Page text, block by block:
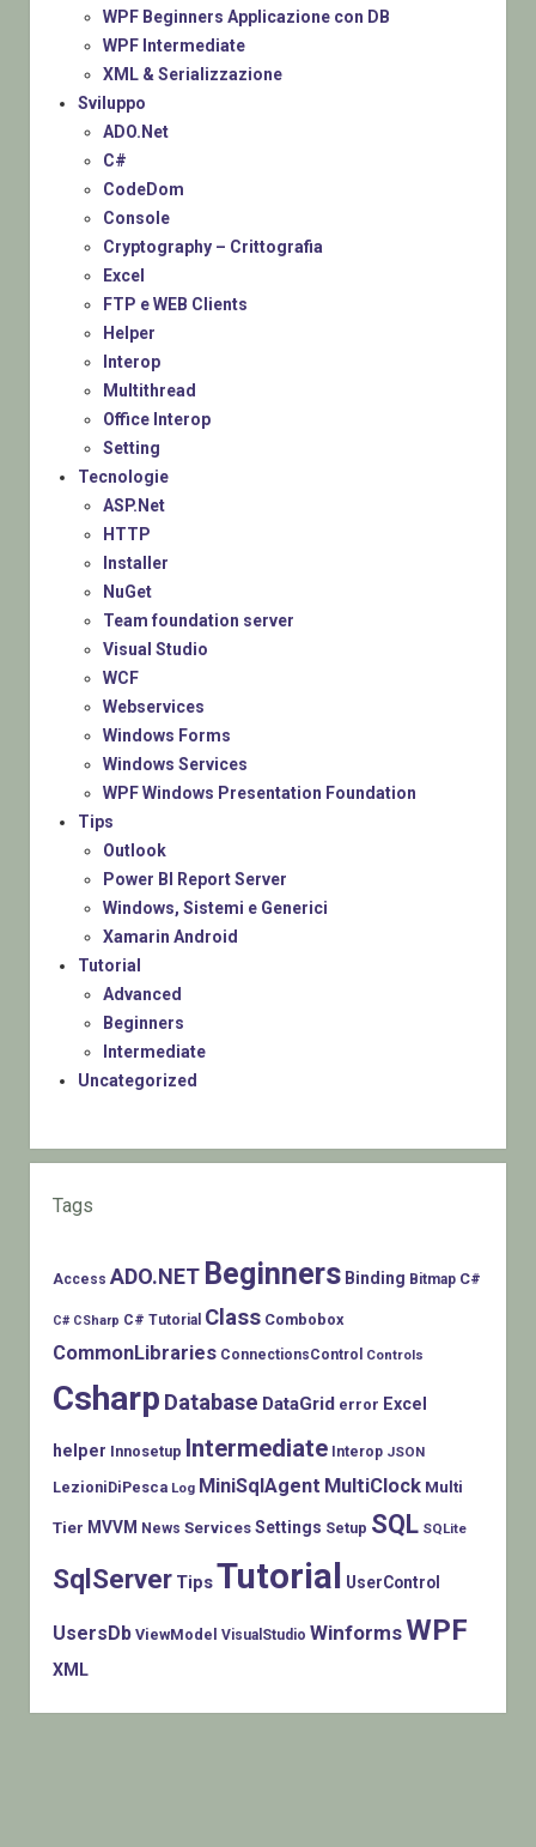
WPF Beginners Applicazione con DB
WPF Intermediate
XML & Serializzazione
Sviluppo
ADO.Net
C#
CodeDom
Console
Cryptography – Crittografia
Excel
FTP e WEB Clients
Helper
Interop
Multithread
Office Interop
Setting
Tecnologie
ASP.Net
HTTP
Installer
NuGet
Team foundation server
Visual Studio
WCF
Webservices
Windows Forms
Windows Services
WPF Windows Presentation Foundation
Tips
Outlook
Power BI Report Server
Windows, Sistemi e Generici
Xamarin Android
Tutorial
Advanced
Beginners
Intermediate
Uncategorized
Tags
Access ADO.NET Beginners Binding Bitmap C#
C# CSharp C# Tutorial Class Combobox
CommonLibraries ConnectionsControl Controls
Csharp Database DataGrid error Excel
helper Innosetup Intermediate Interop JSON
LezioniDiPesca Log MiniSqlAgent MultiClock Multi
Tier MVVM News Services Settings Setup SQL SQLite
SqlServer TipsTutorial UserControl
UsersDb ViewModel VisualStudio WinformsWPF
XML